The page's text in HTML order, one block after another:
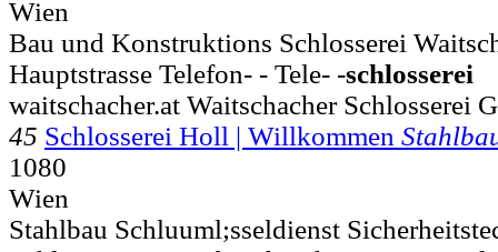
Wien
Bau und Konstruktions Schlosserei
Hauptstrasse Telefon- - Tele- -schlosserei
waitschacher.at Waitschacher Schlosserei
45 Schlosserei Holl | Willkommen
1080
Wien
Stahlbau Schluuml;sseldienst